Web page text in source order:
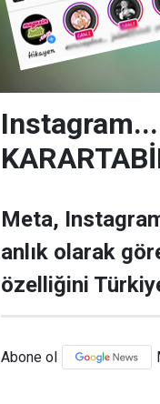
Instagram...
Meta,
anlık olarak
özelliğini
Abone ol